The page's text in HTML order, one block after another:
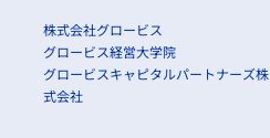
株式会社グロービス
グロービス経営大学院
グロービスキャピタルパートナーズ株
式会社